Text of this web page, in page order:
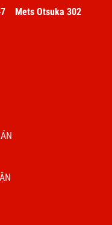
Mets Otsuka 302